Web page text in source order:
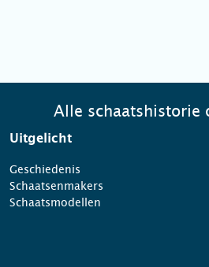
Alle schaatshistorie
Uitgelicht
Geschiedenis
Schaatsenmakers
Schaatsmodellen